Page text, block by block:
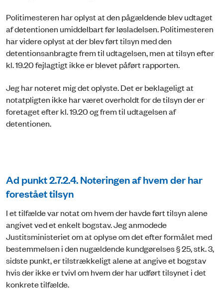
Politimesteren har oplyst at den pågældende blev udtaget
af detentionen umiddelbart før løsladelsen. Politimesteren
har videre oplyst at der blev ført tilsyn med den
detentionsanbragte frem til udtagelsen, men at tilsyn efter
kl. 19.20 fejlagtigt ikke er blevet påført rapporten.
Jeg har noteret mig det oplyste. Det er beklageligt at
notatpligten ikke har været overholdt for de tilsyn der er
foretaget efter kl. 19.20 og frem til udtagelsen af
detentionen.
Ad punkt 2.7.2.4. Noteringen af hvem der har
forestået tilsyn
I et tilfælde var notat om hvem der havde ført tilsyn alene
angivet ved et enkelt bogstav. Jeg anmodede
Justitsministeriet om at oplyse om det efter formålet med
bestemmelsen i den nugældende kundgørelses § 25, stk. 3,
sidste punkt, er tilstrækkeligt alene at angive et bogstav
hvis der ikke er tvivl om hvem der har udført tilsynet i det
konkrete tilfælde.